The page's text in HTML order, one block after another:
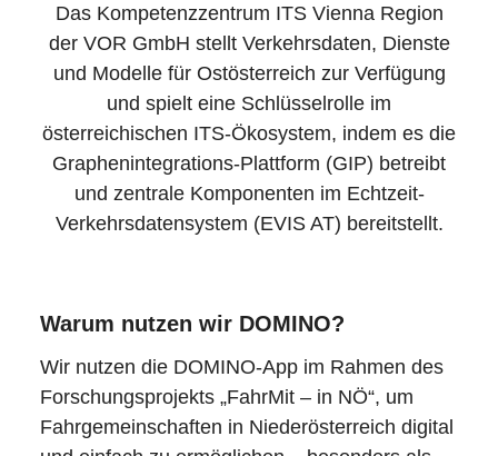
Das Kompetenzzentrum ITS Vienna Region
der VOR GmbH stellt Verkehrsdaten, Dienste
und Modelle für Ostösterreich zur Verfügung
und spielt eine Schlüsselrolle im
österreichischen ITS-Ökosystem, indem es die
Graphenintegrations-Plattform (GIP) betreibt
und zentrale Komponenten im Echtzeit-
Verkehrsdatensystem (EVIS AT) bereitstellt.
Warum nutzen wir DOMINO?
Wir nutzen die DOMINO-App im Rahmen des
Forschungsprojekts „FahrMit – in NÖ“, um
Fahrgemeinschaften in Niederösterreich digital